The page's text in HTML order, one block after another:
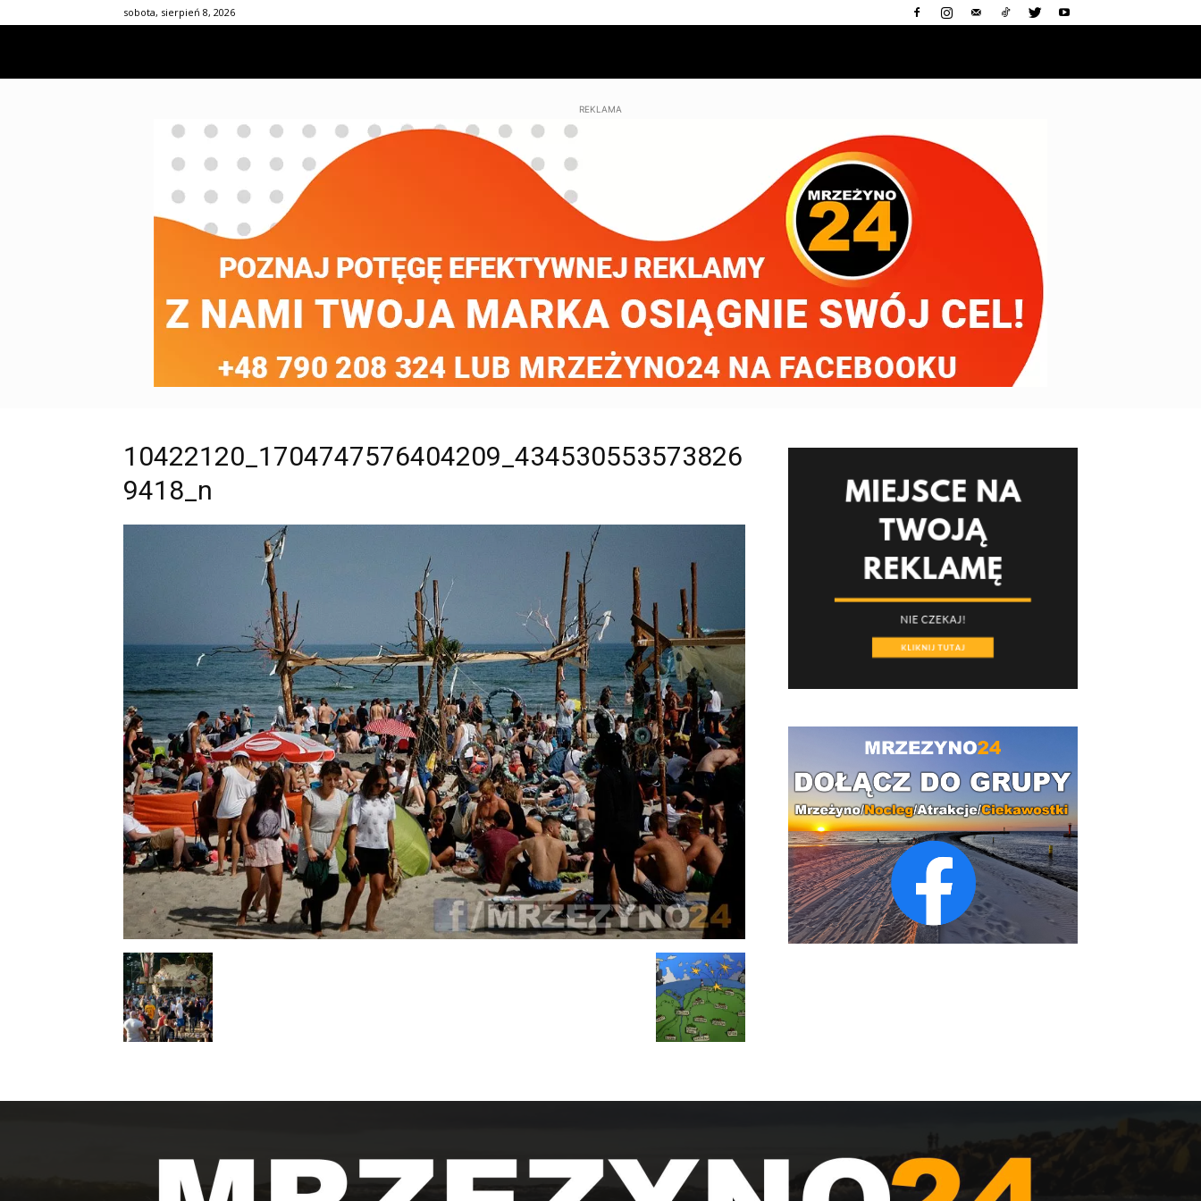
sobota, sierpień 8, 2026
REKLAMA
10422120_1704747576404209_434530553573826
9418_n